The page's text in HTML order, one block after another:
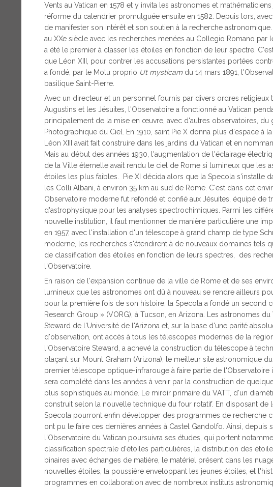
Vents au Vatican en 1578 et y invita les astronomes et
réforme du calendrier promulguée ensuite en 1582. Depuis lors,
de manifester son intérêt et son soutien à la recherche
au XXe siècle avec les recherches menées au Collegio Romano
a été le premier à classer les étoiles en fonction de leur spectre.
que Léon XIII, pour contrer les accusations persistantes portées
a fondé, par le Motu proprio Ut mysticam du 14 mars 1891,
basilique Saint-Pierre.
Avec un directeur et un personnel fournis par divers ordres religieux
Augustins et les Jésuites, l'Observatoire a fonctionné au Vatican
principalement de la mise en œuvre, avec d'autres observatoires,
Photographique du Ciel. En 1910, saint Pie X donna plus d'espace à
Léon XIII avait fait construire dans les jardins du Vatican et en
Mais au début des années 1930, l'augmentation de l'éclairage
de la Ville éternelle avait rendu le ciel de Rome si lumineux que les
étoiles les plus faibles. Pie XI décida alors que la Specola s'installe
les Colli Albani, à environ 35 km au sud de Rome. C'est dans cet
Observatoire moderne fut refondé et confié aux Jésuites, équipé de
d'astrophysique pour les analyses spectrochimiques. Parmi les
nouvelle institution, il faut mentionner de manière particulière une
en 1957, avec l'installation d'un télescope à grand champ de type
moderne, les recherches s'étendirent à de nouveaux domaines tels
de classification des étoiles en fonction de leurs spectres, des
l'Observatoire.
En raison de l'expansion continue de la ville de Rome et de ses
lumineux que les astronomes ont dû à nouveau se rendre ailleurs
pour la première fois de son histoire, la Specola a fondé un second
Research Group » (VORG), à Tucson, en Arizona. Les astronomes
Steward de l'Université de l'Arizona et, sur la base d'une parité
d'observation, ont accès à tous les télescopes modernes de la
l'Observatoire Steward, a achevé la construction du télescope à
plaçant sur Mount Graham (Arizona), le meilleur site astronomique
premier télescope optique-infrarouge à faire partie de l'Observatoire
sera complété dans les années à venir par la construction de
plus sophistiqués au monde. Le miroir primaire du VATT, d'un
construit selon la nouvelle technique du four rotatif. En disposant
Specola pourront enfin développer des programmes de recherche
ont pu le faire ces dernières années à Castel Gandolfo. Ainsi, depuis
l'Observatoire du Vatican poursuivra ses études, qui portent
classification spectrale d'étoiles particulières, la distribution des
binaires avec échanges de matière, le matériel présent dans les
nouvelles étoiles, la poussière enveloppant les jeunes étoiles, et
programmes en collaboration avec de nombreux instituts